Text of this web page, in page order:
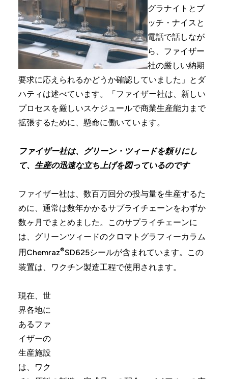
グラナイトとブ
ッチ・ナイスと
電話で話しなが
ら、ファイザー
社の厳しい納期
要求に応えられるかどうか確認していました」とダ
ハティは述べています。「ファイザー社は、新しい
プロセスを厳しいスケジュールで商業生産能力まで
拡張するために、懸命に働いています。
ファイザー社は、グリーン・ツィードを頼りにし
て、生産の迅速な立ち上げを図っているのです
ファイザー社は、数百万回分の投与量を生産するた
めに、通常は数年かかるサプライチェーンをわずか
数ヶ月でまとめました。このサプライチェーンに
は、グリーンツィードのクロマトグラフィーカラム
用Chemraz®SD625シールが含まれています。この
装置は、ワクチン製造工程で使用されます。
現在、世
界各地に
あるファ
イザーの
生産施設
は、ワク